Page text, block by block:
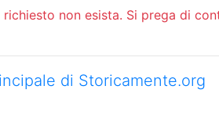
non esista. Si prega di
di Storicamente.org